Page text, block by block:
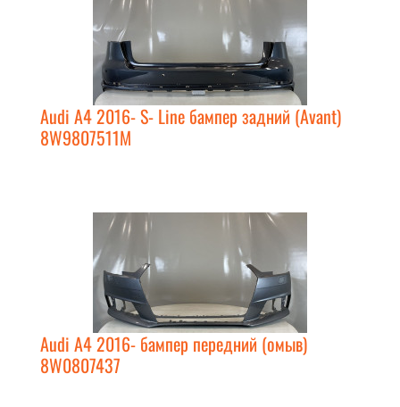
Audi A4 2016- S- Line бампер задний (Avant)
8W9807511M
Audi A4 2016- бампер передний (омыв)
8W0807437